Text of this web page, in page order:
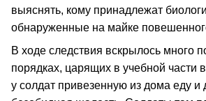
выяснять, кому принадлежат
обнаруженные на майке
В ходе следствия вскрылось много
порядках, царящих в учебной части
у солдат привезенную из дома еду и